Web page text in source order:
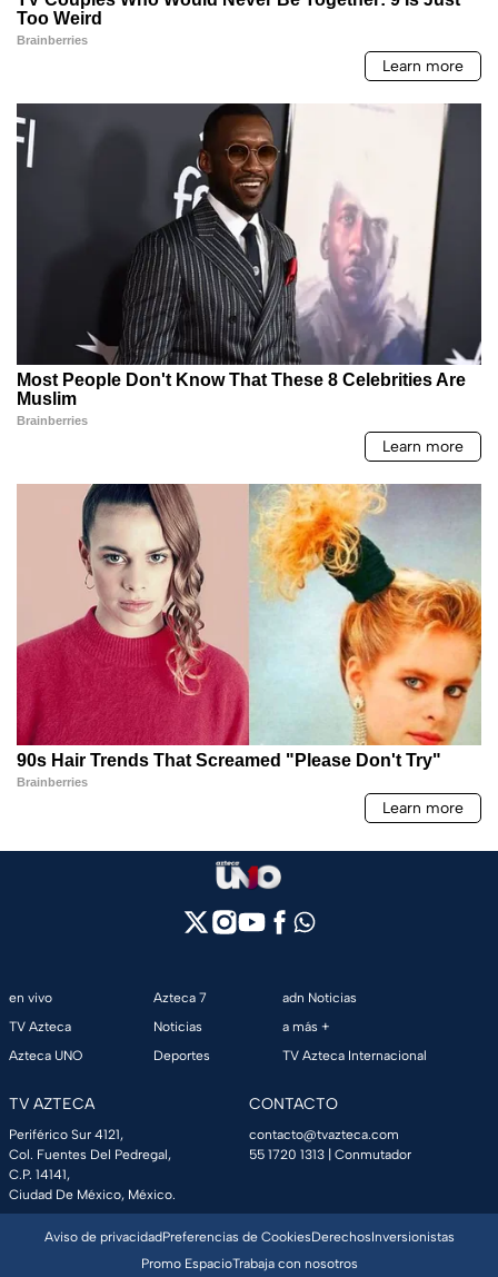
en vivo
TV Azteca
Azteca UNO
Azteca 7
Noticias
Deportes
adn Noticias
a más +
TV Azteca Internacional
TV AZTECA
Periférico Sur 4121,
Col. Fuentes Del Pedregal,
C.P. 14141,
Ciudad De México, México.
CONTACTO
contacto@tvazteca.com
55 1720 1313 | Conmutador
Aviso de privacidadPreferencias de CookiesDerechosInversionistas
Promo EspacioTrabaja con nosotros